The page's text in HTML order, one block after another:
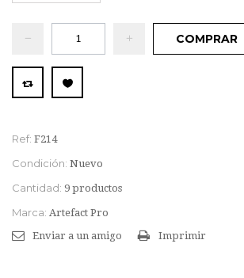
COMPRAR
Ref: F214
Condición: Nuevo
Cantidad: 9 productos
Marca: Artefact Pro
Enviar a un amigo
Imprimir